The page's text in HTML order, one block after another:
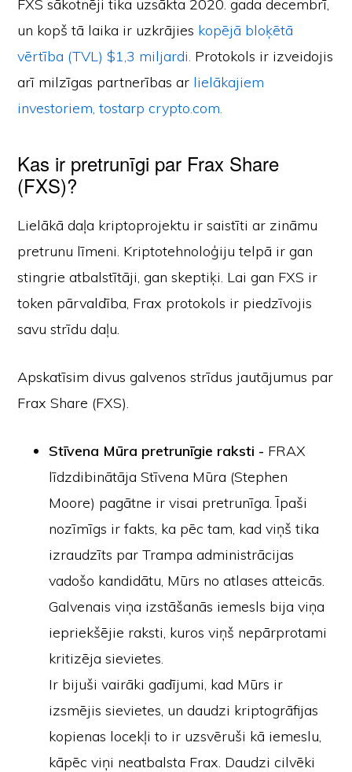
FXS sākotnēji tika uzsākta 2020. gada decembrī,
un kopš tā laika ir uzkrājies kopējā bloķētā
vērtība (TVL) $1,3 miljardi. Protokols ir izveidojis
arī milzīgas partnerības ar lielākajiem
investoriem, tostarp crypto.com.
Kas ir pretrunīgi par Frax Share
(FXS)?
Lielākā daļa kriptoprojektu ir saistīti ar zināmu
pretrunu līmeni. Kriptotehnoloģiju telpā ir gan
stingrie atbalstītāji, gan skeptiķi. Lai gan FXS ir
token pārvaldība, Frax protokols ir piedzīvojis
savu strīdu daļu.
Apskatīsim divus galvenos strīdus jautājumus par
Frax Share (FXS).
Stīvena Mūra pretrunīgie raksti - FRAX
līdzdibinātāja Stīvena Mūra (Stephen
Moore) pagātne ir visai pretrunīga. Īpaši
nozīmīgs ir fakts, ka pēc tam, kad viņš tika
izraudzīts par Trampa administrācijas
vadošo kandidātu, Mūrs no atlases atteicās.
Galvenais viņa izstāšanās iemesls bija viņa
iepriekšējie raksti, kuros viņš nepārprotami
kritizēja sievietes.
Ir bijuši vairāki gadījumi, kad Mūrs ir
izsmējis sievietes, un daudzi kriptogrāfijas
kopienas locekļi to ir uzsvēruši kā iemeslu,
kāpēc viņi neatbalsta Frax. Daudzi cilvēki